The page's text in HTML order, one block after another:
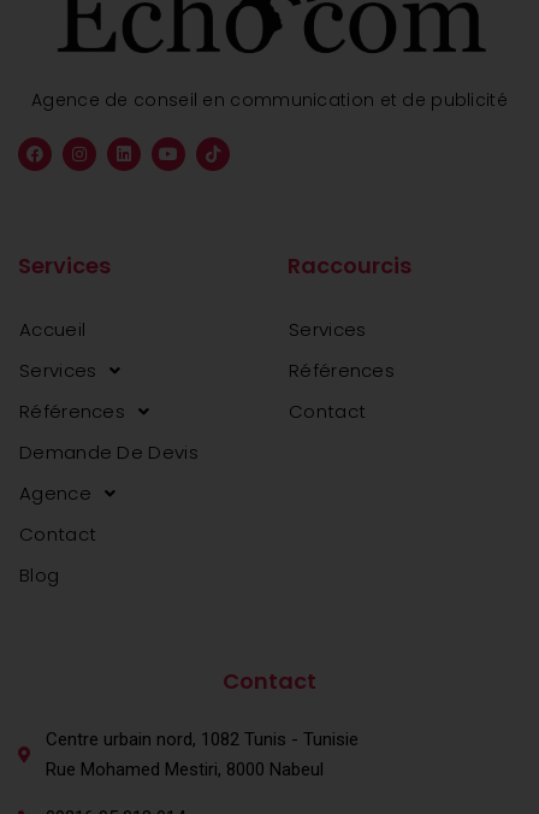
Agence de conseil en communication et de publicité
Services
Accueil
Services
Références
Demande De Devis
Agence
Contact
Blog
Raccourcis
Services
Références
Contact
Contact
Centre urbain nord, 1082 Tunis - Tunisie
Rue Mohamed Mestiri, 8000 Nabeul